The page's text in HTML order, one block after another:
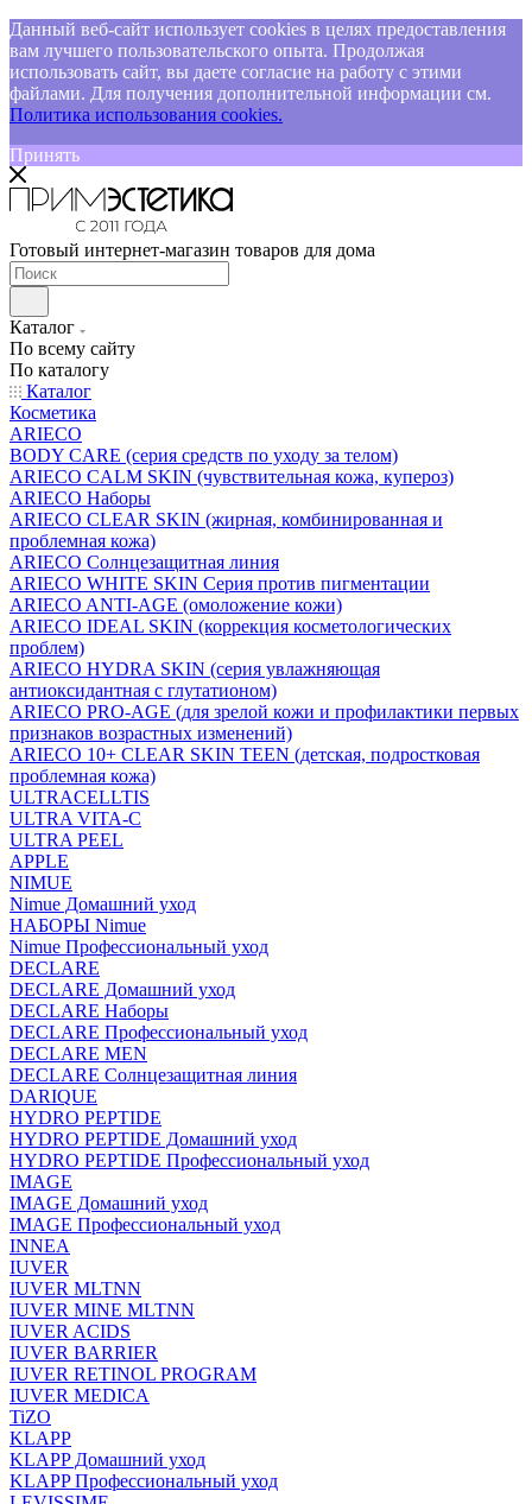
Данный веб-сайт использует cookies в целях предоставления
вам лучшего пользовательского опыта. Продолжая
использовать сайт, вы даете согласие на работу с этими
файлами. Для получения дополнительной информации см.
Политика использования cookies.
Принять
Готовый интернет-магазин товаров для дома
Каталог
По всему сайту
По каталогу
Каталог
Косметика
ARIECO
BODY CARE (серия средств по уходу за телом)
ARIECO CALM SKIN (чувствительная кожа, купероз)
ARIECO Наборы
ARIECO CLEAR SKIN (жирная, комбинированная и
проблемная кожа)
ARIECO Солнцезащитная линия
ARIECO WHITE SKIN Серия против пигментации
ARIECO ANTI-AGE (омоложение кожи)
ARIECO IDEAL SKIN (коррекция косметологических
проблем)
ARIECO HYDRA SKIN (серия увлажняющая
антиоксидантная с глутатионом)
ARIECO PRO-AGE (для зрелой кожи и профилактики первых
признаков возрастных изменений)
ARIECO 10+ CLEAR SKIN TEEN (детская, подростковая
проблемная кожа)
ULTRACELLTIS
ULTRA VITA-C
ULTRA PEEL
APPLE
NIMUE
Nimue Домашний уход
НАБОРЫ Nimue
Nimue Профессиональный уход
DECLARE
DECLARE Домашний уход
DECLARE Наборы
DECLARE Профессиональный уход
DECLARE MEN
DECLARE Солнцезащитная линия
DARIQUE
HYDRO PEPTIDE
HYDRO PEPTIDE Домашний уход
HYDRO PEPTIDE Профессиональный уход
IMAGE
IMAGE Домашний уход
IMAGE Профессиональный уход
INNEA
IUVER
IUVER MLTNN
IUVER MINE MLTNN
IUVER ACIDS
IUVER BARRIER
IUVER RETINOL PROGRAM
IUVER MEDICA
TiZO
KLAPP
KLAPP Домашний уход
KLAPP Профессиональный уход